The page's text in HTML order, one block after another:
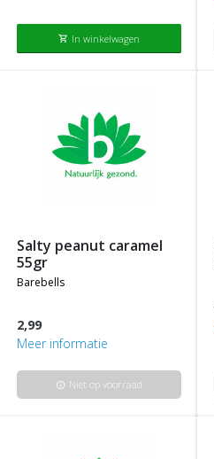
shopping_cart In winkelwagen
salty peanut caramel
55gr
barebells
2,99
Meer informatie
info Niet op voorraad